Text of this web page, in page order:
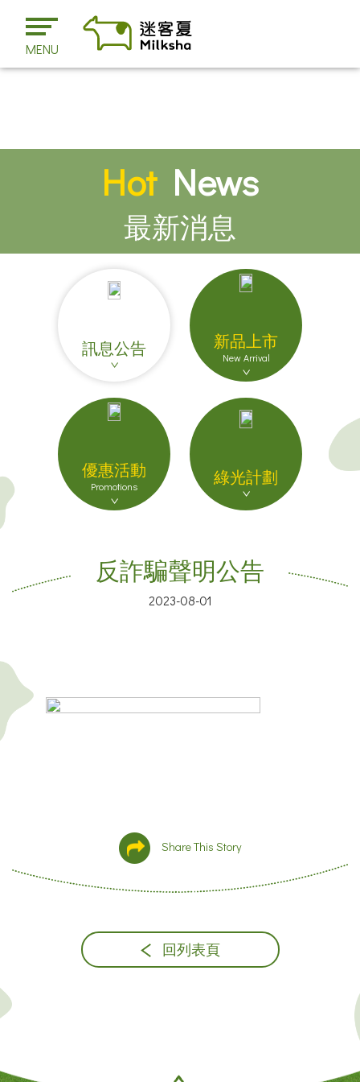
MENU
HotNews
最新消息
訊息公告 新品上市
New Arrival
優惠活動
Promotions 綠光計劃
反詐騙聲明公告
2023-08-01
Share This Story
回列表頁